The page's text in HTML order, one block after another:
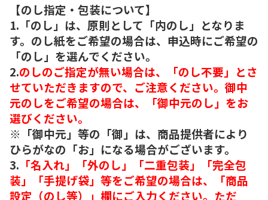
【のし指定・包装について】
1.「のし」は、原則として「内のし」となりま
す。のし紙をご希望の場合は、申込時にご希望の
「のし」を選んでください。
2.のしのご指定が無い場合は、「のし不要」とさ
せていただきますので、ご注意ください。御中
元のしをご希望の場合は、「御中元のし」をお
選びください。
※「御中元」等の「御」は、商品提供者により
ひらがなの「お」になる場合がございます。
3. 「名入れ」「外のし」「二重包装」「完全包
装」「手提げ袋」等をご希望の場合は、「商品
設定（のし等）」欄にご入力ください。ただ